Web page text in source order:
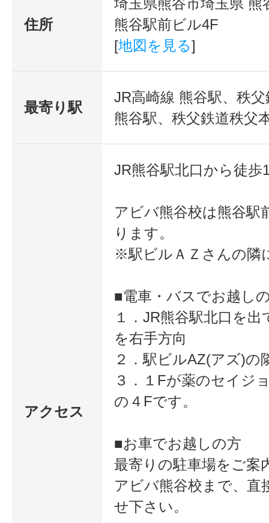
住所
熊谷駅前ビル4F
[地図を見る]
最寄り駅
JR高崎線 熊谷駅、秩
熊谷駅、秩父鉄道秩父
アクセス
JR熊谷駅北口から徒歩
アビバ熊谷校は熊谷駅
ります。
※駅ビルＡＺさんの隣
■電車・バスでお越し
１．JR熊谷駅北口を
を右手方向
２．駅ビルAZ(アズ)の
３．１Fが薬のセイジ
の４Fです。
■お車でお越しの方
最寄りの駐車場をご案
アビバ熊谷校まで、直
せ下さい。